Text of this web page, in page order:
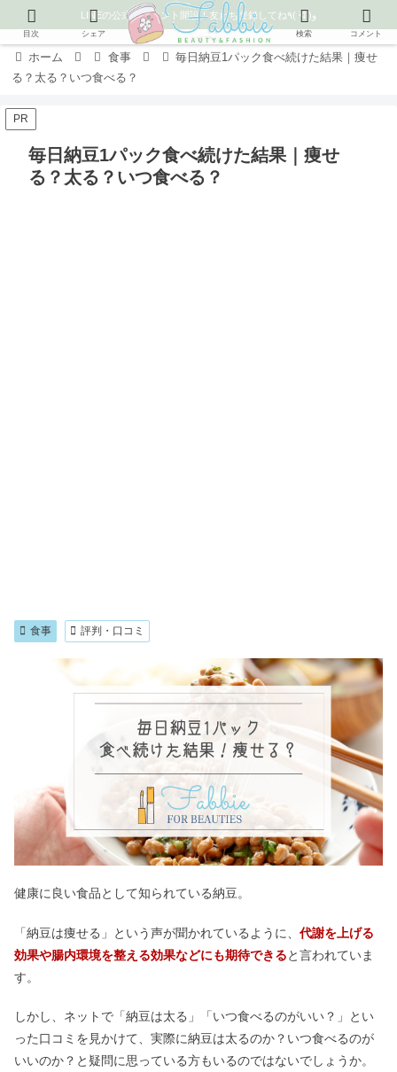
LINEの公式アカウント開設！友だち登録してね٩( ᐛ )و
ホーム 食事
毎日納豆1パック食べ続けた結果｜痩せ
る？太る？いつ食べる？
PR
毎日納豆1パック食べ続けた結果｜痩せ
る？太る？いつ食べる？
食事 評判・口コミ
健康に良い食品として知られている納豆。
「納豆は痩せる」という声が聞かれているように、 代謝を上げる
効果や腸内環境を整える効果などにも期待できると言われていま
す。
しかし、ネットで「納豆は太る」「いつ食べるのがいい？」とい
った口コミを見かけて、実際に納豆は太るのか？いつ食べるのが
いいのか？と疑問に思っている方もいるのではないでしょうか。
目次 シェア 検索 コメント